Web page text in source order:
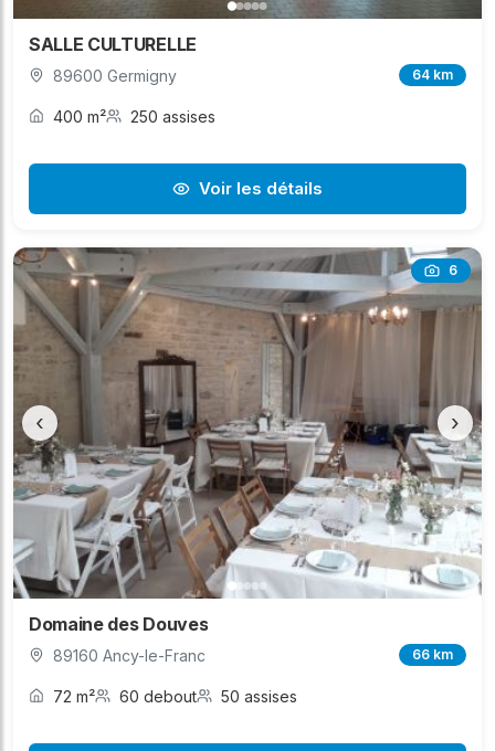
SALLE CULTURELLE
89600 Germigny 64 km
400 m² 250 assises
Voir les détails
6
‹ ›
Domaine des Douves
89160 Ancy-le-Franc 66 km
72 m² 60 debout 50 assises